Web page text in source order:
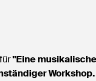
für"Eine
Workshop.